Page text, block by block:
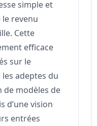
simple et
revenu
Cette
efficace
sur le
adeptes du
de modèles de
d’une vision
entrées